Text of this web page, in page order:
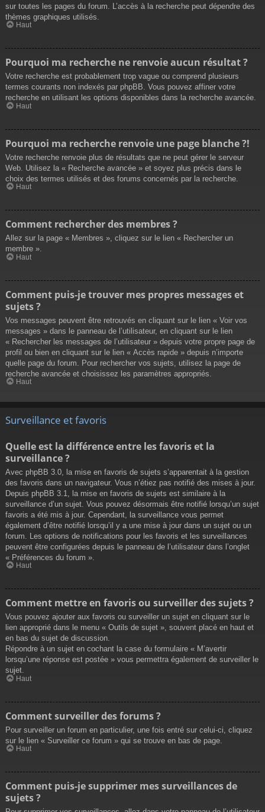
sur toutes les pages du forum. L’accès à la recherche peut dépendre des
thèmes graphiques utilisés.
Haut
Pourquoi ma recherche ne renvoie aucun résultat ?
Votre recherche est probablement trop vague ou comprend plusieurs
termes courants non indexés par phpBB. Vous pouvez affiner votre
recherche en utilisant les options disponibles dans la recherche avancée.
Haut
Pourquoi ma recherche renvoie une page blanche ?!
Votre recherche renvoie plus de résultats que ne peut gérer le serveur
Web. Utilisez la « Recherche avancée » et soyez plus précis dans le
choix des termes utilisés et des forums concernés par la recherche.
Haut
Comment rechercher des membres ?
Allez sur la page « Membres », cliquez sur le lien « Rechercher un
membre ».
Haut
Comment puis-je trouver mes propres messages et
sujets ?
Vos messages peuvent être retrouvés en cliquant sur le lien « Voir vos
messages » dans le panneau de l’utilisateur, en cliquant sur le lien
« Rechercher les messages de l’utilisateur » depuis votre propre page de
profil ou bien en cliquant sur le lien « Accès rapide » depuis n’importe
quelle page du forum. Pour rechercher vos sujets, utilisez la page de
recherche avancée et choisissez les paramètres appropriés.
Haut
Surveillance et favoris
Quelle est la différence entre les favoris et la
surveillance ?
Avec phpBB 3.0, la mise en favoris de sujets s’apparentait à la gestion
des favoris dans un navigateur. Vous n’étiez pas notifié des mises à jour.
Depuis phpBB 3.1, la mise en favoris de sujets est similaire à la
surveillance d’un sujet. Vous pouvez désormais être notifié lorsqu’un sujet
favoris a été mis à jour. Cependant, la surveillance vous permet
également d’être notifié lorsqu’il y a une mise à jour dans un sujet ou un
forum. Les options de notifications pour les favoris et les surveillances
peuvent être configurées depuis le panneau de l’utilisateur dans l’onglet
« Préférences du forum ».
Haut
Comment mettre en favoris ou surveiller des sujets ?
Vous pouvez ajouter aux favoris ou surveiller un sujet en cliquant sur le
lien approprié dans le menu « Outils de sujet », souvent placé en haut et
en bas du sujet de discussion.
Répondre à un sujet en cochant la case du formulaire « M’avertir
lorsqu’une réponse est postée » vous permettra également de surveiller le
sujet.
Haut
Comment surveiller des forums ?
Pour surveiller un forum en particulier, une fois entré sur celui-ci, cliquez
sur le lien « Surveiller ce forum » qui se trouve en bas de page.
Haut
Comment puis-je supprimer mes surveillances de
sujets ?